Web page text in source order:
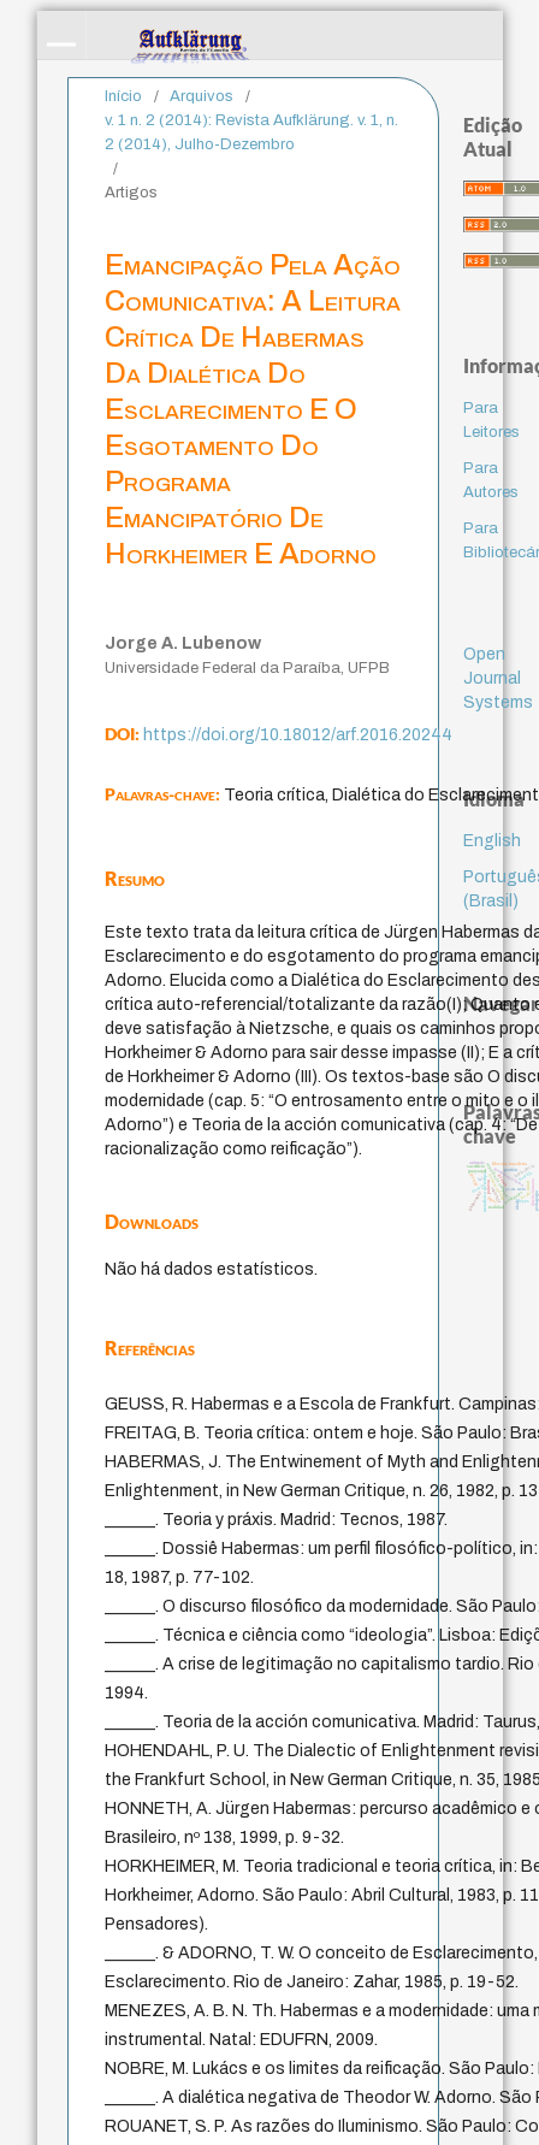
Início / Arquivos
/
v. 1 n. 2 (2014): Revista Aufklärung. v. 1, n.
2 (2014), Julho-Dezembro
/
Artigos
Emancipação Pela Ação
Comunicativa: A Leitura
Crítica De Habermas
Da Dialética Do
Esclarecimento E O
Esgotamento Do
Programa
Emancipatório De
Horkheimer E Adorno
Jorge A. Lubenow
Universidade Federal da Paraíba, UFPB
DOI:https://doi.org/10.18012/arf.2016.20244
Palavras-chave: Teoria crítica, Dialética do
Resumo
Este texto trata da leitura crítica de Jürgen Habermas
Esclarecimento e do esgotamento do programa
Adorno. Elucida como a Dialética do Esclarecimento
crítica auto-referencial/totalizante da razão(I); Quanto
deve satisfação à Nietzsche, e quais os caminhos
Horkheimer & Adorno para sair desse impasse (II); E a
de Horkheimer & Adorno (III). Os textos-base são O
modernidade (cap. 5: “O entrosamento entre o mito e o
Adorno”) e Teoria de la acción comunicativa (cap. 4:
racionalização como reificação”).
Downloads
Não há dados estatísticos.
Referências
GEUSS, R. Habermas e a Escola de Frankfurt.
FREITAG, B. Teoria crítica: ontem e hoje. São Paulo:
HABERMAS, J. The Entwinement of Myth and
Enlightenment, in New German Critique, n. 26, 1982, p.
______. Teoria y práxis. Madrid: Tecnos, 1987.
______. Dossiê Habermas: um perfil filosófico-político,
18, 1987, p. 77-102.
______. O discurso filosófico da modernidade. São
______. Técnica e ciência como “ideologia”. Lisboa:
______. A crise de legitimação no capitalismo tardio.
1994.
______. Teoria de la acción comunicativa. Madrid:
HOHENDAHL, P. U. The Dialectic of Enlightenment
the Frankfurt School, in New German Critique, n. 35,
HONNETH, A. Jürgen Habermas: percurso acadêmico e
Brasileiro, nº 138, 1999, p. 9-32.
HORKHEIMER, M. Teoria tradicional e teoria crítica, in:
Horkheimer, Adorno. São Paulo: Abril Cultural, 1983, p.
Pensadores).
______. & ADORNO, T. W. O conceito de
Esclarecimento. Rio de Janeiro: Zahar, 1985, p. 19-52.
MENEZES, A. B. N. Th. Habermas e a modernidade:
instrumental. Natal: EDUFRN, 2009.
NOBRE, M. Lukács e os limites da reificação. São Paulo:
______. A dialética negativa de Theodor W. Adorno.
ROUANET, S. P. As razões do Iluminismo. São Paulo:
Edição
Atual
Para
Leitores
Para
Autores
Para
Open
Journal
Systems
Idioma
English
(Brasil)
Navegar
chave
fundamentalismo
jacobi
protágoras
experiência temporal
metafísica do tempo género
idade
intolerância
homem-medida
filosofia brasileira
j.c.m. neto
palavra
perdón
leyes
violencia
guayaquil
logos direito romanopedagogia
lei
desejo
sacrifício
bataille
mind
therapy
philosophy
animais
realidad